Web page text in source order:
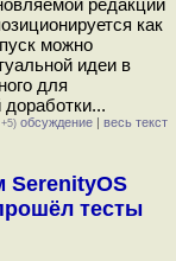
редакции
как
можно
идеи в
для
обсуждение | весь текст
SerenityOS
тесты